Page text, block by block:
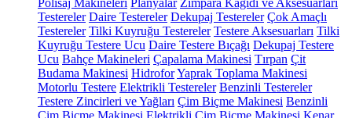
Polisaj Makineleri Planyalar Zımpara Kağıdı ve Aksesuarları
Testereler Daire Testereler Dekupaj Testereler Çok Amaçlı
Testereler Tilki Kuyruğu Testereler Testere Aksesuarları Tilki
Kuyruğu Testere Ucu Daire Testere Bıçağı Dekupaj Testere
Ucu Bahçe Makineleri Çapalama Makinesi Tırpan Çit
Budama Makinesi HidroforYaprak Toplama Makinesi
Motorlu Testere Elektrikli Testereler Benzinli Testereler
Testere Zincirleri ve Yağları Çim Biçme Makinesi Benzinli
Çim Biçme Makinesi Elektrikli Çim Biçme Makinesi Kenar